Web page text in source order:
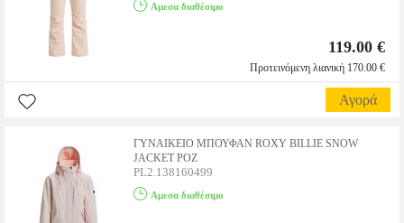
Αμεσα διαθέσιμο
119.00 €
Προτεινόμενη λιανική 170.00 €
Αγορά
ΓΥΝΑΙΚΕΙΟ ΜΠΟΥΦΑΝ ROXY BILLIE SNOW
JACKET ΡΟΖ
PL2.138160499
Αμεσα διαθέσιμο